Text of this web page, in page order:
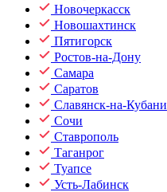
Новочеркасск
Новошахтинск
Пятигорск
Ростов-на-Дону
Самара
Саратов
Славянск-на-Кубани
Сочи
Ставрополь
Таганрог
Туапсе
Усть-Лабинск